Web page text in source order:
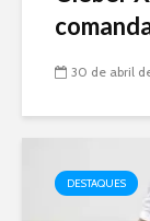
30 de abril
DESTAQUES